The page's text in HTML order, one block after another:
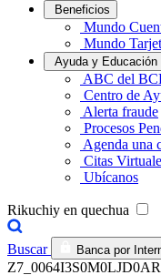
Beneficios
Mundo
Mundo
Ayuda y Educación
ABC del
Centro de
Alerta fraude
Procesos
Agenda una
Citas
Ubícanos
Rikuchiy en quechua
Buscar Banca por